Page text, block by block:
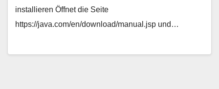
installieren Öffnet die Seite
https://java.com/en/download/manual.jsp und…